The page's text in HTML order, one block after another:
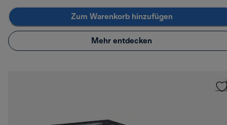
Zum Warenkorb hinzufügen
Mehr entdecken